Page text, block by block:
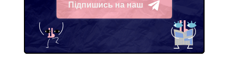
Підпишись на наш
Telegram